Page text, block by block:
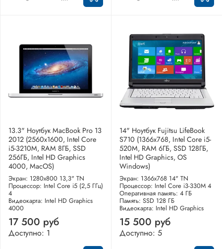
13.3" Ноутбук MacBook Pro 13
2012 (2560x1600, Intel Core
i5-3210M, RAM 8ГБ, SSD
256ГБ, Intel HD Graphics
4000, MacOS)
Экран: 1280x800 13,3" TN
Процессор: Intel Core i5 (2,5 ГГц)
4
Видеокарта: Intel HD Graphics
4000
17 500 руб
Доступно: 1
14" Ноутбук Fujitsu LifeBook
S710 (1366x768, Intel Core i5-
520M, RAM 6ГБ, SSD 128ГБ,
Intel HD Graphics, OS
Windows)
Экран: 1366x768 14" TN
Процессор: Intel Core i3-330M 4
Оперативная память: 4 ГБ
Память: SSD 128 ГБ
Видеокарта: Intel HD Graphics
15 500 руб
Доступно: 5